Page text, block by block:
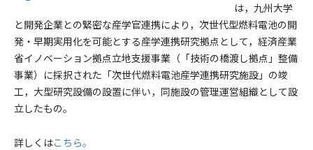
は，九州大学
と開発企業との緊密な産学官連携により，次世代型燃料電池の開
発・早期実用化を可能とする産学連携研究拠点として，経済産業
省イノベーション拠点立地支援事業（「技術の橋渡し拠点」整備
事業）に採択された「次世代燃料電池産学連携研究施設」の竣
工，大型研究設備の設置に伴い，同施設の管理運営組織として設
立したもの。
詳しくはこちら。